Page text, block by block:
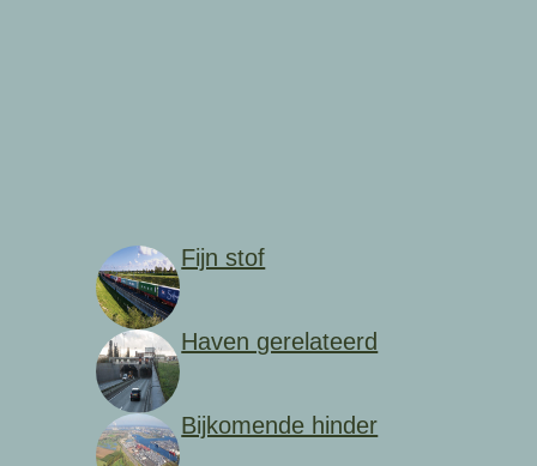
Fijn stof
Haven gerelateerd
Bijkomende hinder